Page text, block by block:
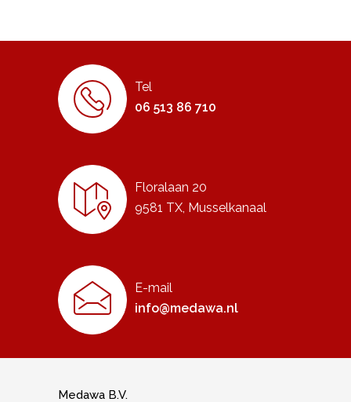
Tel
06 513 86 710
Floralaan 20
9581 TX, Musselkanaal
E-mail
info@medawa.nl
Medawa B.V.